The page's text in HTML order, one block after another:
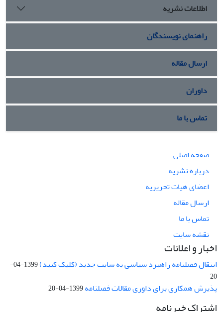
اطلاعات نشریه
راهنمای نویسندگان
ارسال مقاله
داوران
تماس با ما
صفحه اصلی
درباره نشریه
اعضای هیات تحریریه
ارسال مقاله
تماس با ما
نقشه سایت
اخبار و اعلانات
انتقال فصلنامه راهبرد سیاسی به سایت جدید (کلیک کنید)
1399-04-
20
پذیرش همکاری برای داوری مقالات فصلنامه1399-04-20
اشتراک خبرنامه